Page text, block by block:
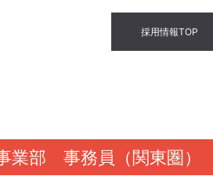
採用情報TOP
業部 事務員（関東圏）